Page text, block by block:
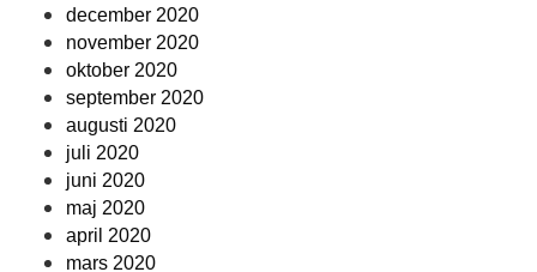
december 2020
november 2020
oktober 2020
september 2020
augusti 2020
juli 2020
juni 2020
maj 2020
april 2020
mars 2020